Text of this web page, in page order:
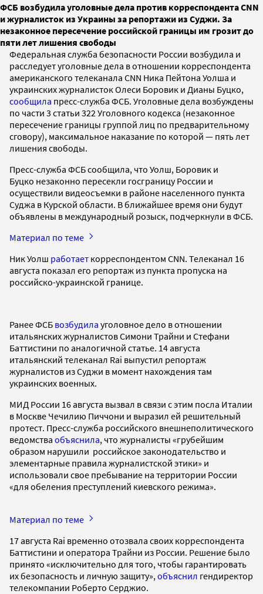
ФСБ возбудила уголовные дела против корреспондента CNN
и журналисток из Украины за репортажи из Суджи. За
незаконное пересечение российской границы им грозит до
пяти лет лишения свободы
Федеральная служба безопасности России возбудила и
расследует уголовные дела в отношении корреспондента
американcкого телеканала CNN Ника Пейтона Уолша и
украинских журналисток Олеси Боровик и Дианы Буцко,
сообщила пресс-служба ФСБ. Уголовные дела возбуждены
по части 3 статьи 322 Уголовного кодекса (незаконное
пересечение границы группой лиц по предварительному
сговору), максимальное наказание по которой — пять лет
лишения свободы.
Пресс-служба ФСБ сообщила, что Уолш, Боровик и
Буцко незаконно пересекли госграницу России и
осуществили видеосъемки в районе населенного пункта
Суджа в Курской области. В ближайшее время они будут
объявлены в международный розыск, подчеркнули в ФСБ.
Материал по теме
Ник Уолш работает корреспондентом CNN. Телеканал 16
августа показал его репортаж из пункта пропуска на
российско-украинской границе.
Ранее ФСБ возбудила уголовное дело в отношении
итальянских журналистов Симони Трайни и Стефани
Баттистини по аналогичной статье. 14 августа
итальянский телеканал Rai выпустил репортаж
журналистов из Суджи в момент нахождения там
украинских военных.
МИД России 16 августа вызвал в связи с этим посла Италии
в Москве Чечилию Пиччони и выразил ей решительный
протест. Пресс-служба российского внешнеполитического
ведомства объяснила, что журналисты «грубейшим
образом нарушили российское законодательство и
элементарные правила журналистской этики» и
использовали свое пребывание на территории России
«для обеления преступлений киевского режима».
Материал по теме
17 августа Rai временно отозвала своих корреспондента
Баттистини и оператора Трайни из России. Решение было
принято «исключительно для того, чтобы гарантировать
их безопасность и личную защиту», объяснил гендиректор
телекомпании Роберто Серджио.